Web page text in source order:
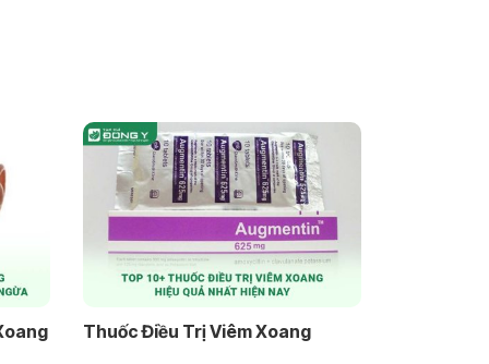
Thuốc Điều Trị Viêm Xoang